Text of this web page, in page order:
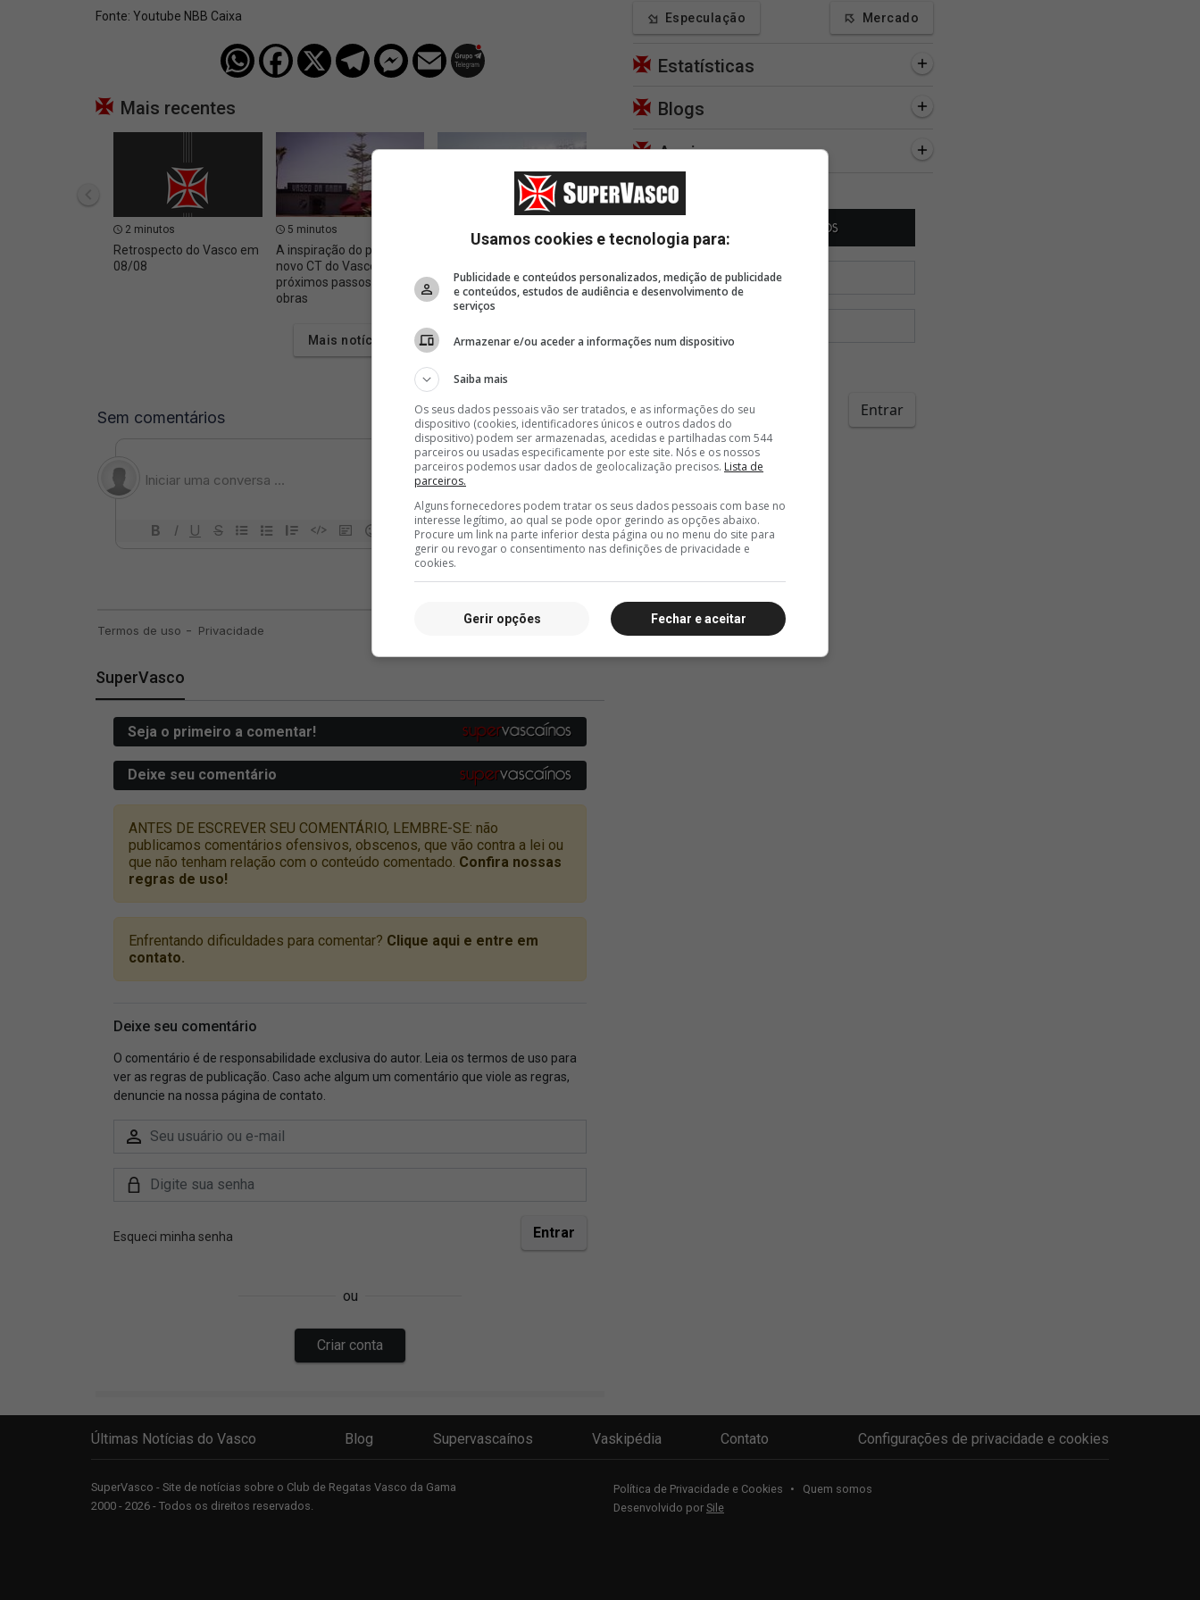
Fonte: Youtube NBB Caixa
Mais recentes
2 minutos
Retrospecto do Vasco em
08/08
5 minutos
A inspiração do projeto do
novo CT do Vasco e os
próximos passos das
obras
8 horas, 13 minutos
Notícias sobre o Vasco: 07
9 horas, 25 minutos
Vasco teria acertado valor
Brian Rodríguez
Mais notícias
SuperVasco
Especulação Mercado
Estatísticas
Blogs
Apoie
Últimas Notícias do Vasco Blog Supervascaínos Vaskipédia Contato Configurações de privacidade e cookies
SuperVasco - Site de notícias sobre o Club de Regatas Vasco da Gama
2000 - 2026 - Todos os direitos reservados.
Política de Privacidade e Cookies •
Quem somos
Desenvolvido por Sile
Usamos cookies e tecnologia para:
Publicidade e conteúdos personalizados, medição de publicidade
e conteúdos, estudos de audiência e desenvolvimento de
serviços
Armazenar e/ou aceder a informações num dispositivo
Saiba mais
Os seus dados pessoais vão ser tratados, e as informações do seu
dispositivo (cookies, identificadores únicos e outros dados do
dispositivo) podem ser armazenadas, acedidas e partilhadas com 544
parceiros ou usadas especificamente por este site. Nós e os nossos
parceiros podemos usar dados de geolocalização precisos. Lista de
parceiros.
Alguns fornecedores podem tratar os seus dados pessoais com base no
interesse legítimo, ao qual se pode opor gerindo as opções abaixo.
Procure um link na parte inferior desta página ou no menu do site para
gerir ou revogar o consentimento nas definições de privacidade e
cookies.
Fechar e aceitar
Gerir opções